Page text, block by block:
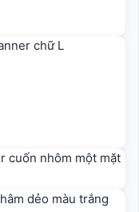
chữ L
cuốn nhôm một mặt
dẻo màu trắng